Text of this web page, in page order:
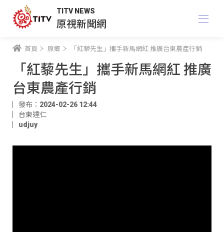
TITV NEWS
原視新聞網
首頁 原鄉 「紅藜先生」攜手新馬網紅 推廣台東農產行銷
「紅藜先生」攜手新馬網紅 推廣
台東農產行銷
發布：2024-02-26 12:44
台東達仁
udjuy